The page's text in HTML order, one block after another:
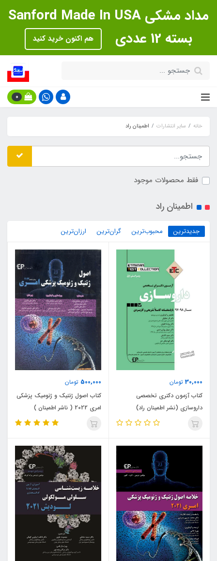
مداد مشکی Sanford Made In USA
بسته 12 عددی
هم اکنون خرید کنید
0
خانه سایر انتشارات اطمینان راد
فقط محصولات موجود
اطمینان راد
جدیدترین محبوب‌ترین گران‌ترین ارزان‌ترین
30,000 تومان
کتاب آزمون دکتری تخصصی
داروسازی (نشر اطمینان راد)
500,000 تومان
کتاب اصول ژنتیک و ژنومیک پزشکی
امری 2022 ( ناشر اطمینان )